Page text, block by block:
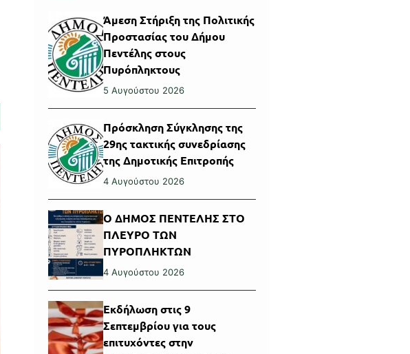
Άμεση Στήριξη της Πολιτικής
Προστασίας του Δήμου
Πεντέλης στους
Πυρόπληκτους
5 Αυγούστου 2026
Πρόσκληση Σύγκλησης της
29ης τακτικής συνεδρίασης
της Δημοτικής Επιτροπής
4 Αυγούστου 2026
Ο ΔΗΜΟΣ ΠΕΝΤΕΛΗΣ ΣΤΟ
ΠΛΕΥΡΟ ΤΩΝ
ΠΥΡΟΠΛΗΚΤΩΝ
4 Αυγούστου 2026
Εκδήλωση στις 9
Σεπτεμβρίου για τους
επιτυχόντες στην